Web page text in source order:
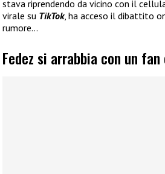
stava riprendendo da vicino con il
virale su TikTok, ha acceso il dibattito
rumore…
Fedez si arrabbia con un